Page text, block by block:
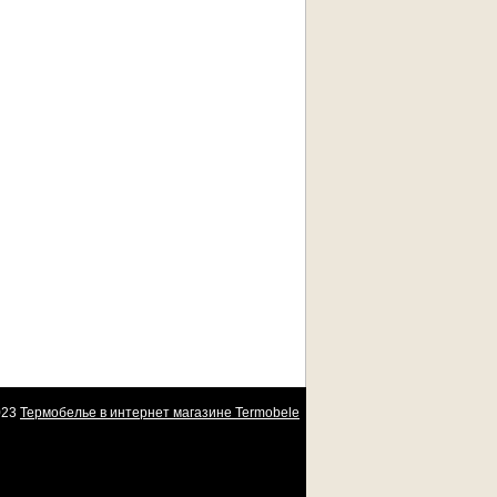
Термобелье в интернет магазине Termobele